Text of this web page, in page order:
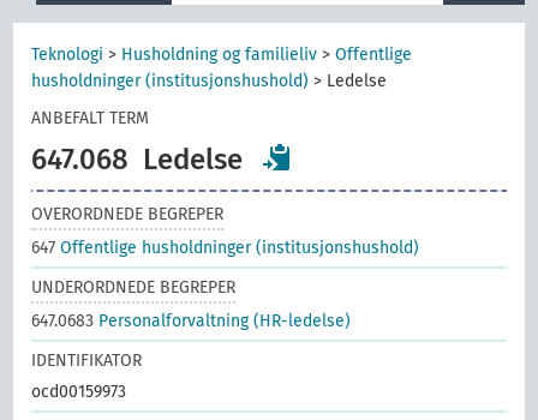
Teknologi > Husholdning og familieliv >Offentlige
husholdninger (institusjonshushold) > Ledelse
ANBEFALT TERM
647.068 Ledelse
OVERORDNEDE BEGREPER
647Offentlige husholdninger (institusjonshushold)
UNDERORDNEDE BEGREPER
647.0683 Personalforvaltning (HR-ledelse)
IDENTIFIKATOR
ocd00159973